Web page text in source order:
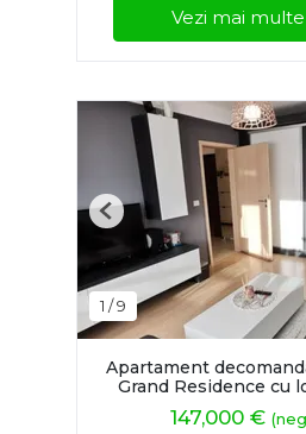
Vezi mai
1 /9
Previous
Apartament
Grand Residence cu
147,000 €